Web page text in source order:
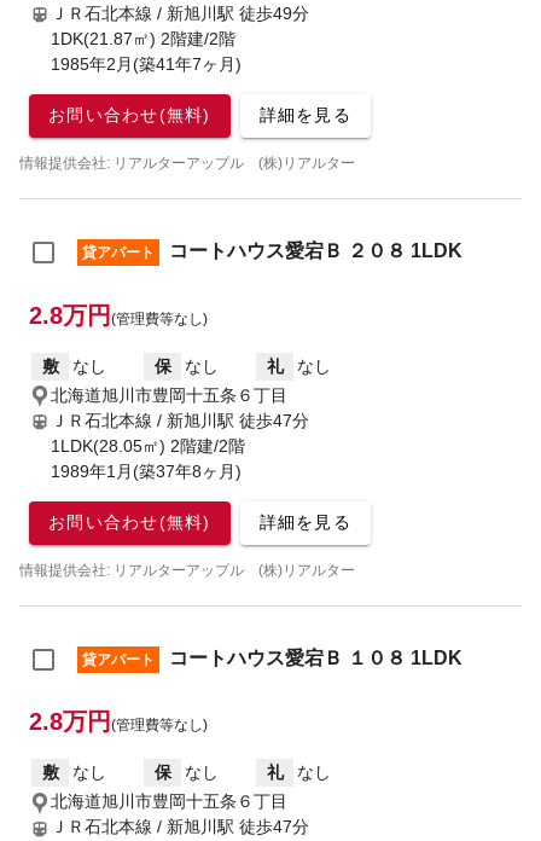
ＪＲ石北本線 / 新旭川駅 徒歩49分
1DK(21.87㎡) 2階建/2階
1985年2月(築41年7ヶ月)
お問い合わせ(無料) 詳細を見る
情報提供会社: リアルターアップル (株)リアルター
貸アパート コートハウス愛宕Ｂ ２０８ 1LDK
2.8万円 (管理費等なし)
敷 なし 保 なし 礼
なし
北海道旭川市豊岡十五条６丁目
ＪＲ石北本線 / 新旭川駅 徒歩47分
1LDK(28.05㎡) 2階建/2階
1989年1月(築37年8ヶ月)
お問い合わせ(無料) 詳細を見る
情報提供会社: リアルターアップル (株)リアルター
貸アパート コートハウス愛宕Ｂ １０８ 1LDK
2.8万円 (管理費等なし)
敷 なし 保 なし 礼
なし
北海道旭川市豊岡十五条６丁目
ＪＲ石北本線 / 新旭川駅 徒歩47分